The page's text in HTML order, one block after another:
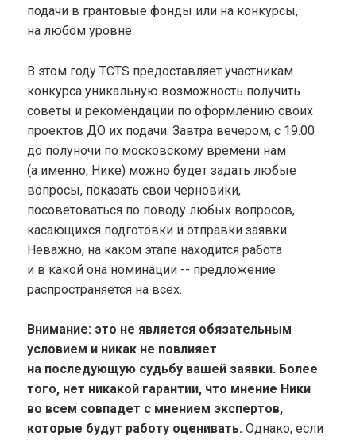
подачи в грантовые фонды или на конкурсы,
на любом уровне.
В этом году TCTS предоставляет участникам
конкурса уникальную возможность получить
советы и рекомендации по оформлению своих
проектов ДО их подачи. Завтра вечером, с 19.00
до полуночи по московскому времени нам
(а именно, Нике) можно будет задать любые
вопросы, показать свои черновики,
посоветоваться по поводу любых вопросов,
касающихся подготовки и отправки заявки.
Неважно, на каком этапе находится работа
и в какой она номинации -- предложение
распространяется на всех.
Внимание: это не является обязательным
условием и никак не повлияет
на последующую судьбу вашей заявки. Более
того, нет никакой гарантии, что мнение Ники
во всем совпадет с мнением экспертов,
которые будут работу оценивать. Однако, если